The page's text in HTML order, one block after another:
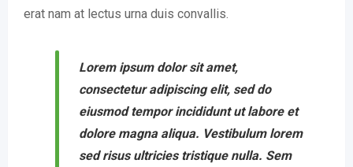
erat nam at lectus urna duis convallis.
Lorem ipsum dolor sit amet,
consectetur adipiscing elit, sed do
eiusmod tempor incididunt ut labore et
dolore magna aliqua. Vestibulum lorem
sed risus ultricies tristique nulla. Sem